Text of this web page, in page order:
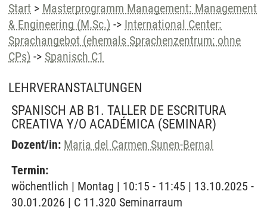
Start > Masterprogramm Management: Management
& Engineering (M.Sc.) -> International Center:
Sprachangebot (ehemals Sprachenzentrum; ohne
CPs) -> Spanisch C1
LEHRVERANSTALTUNGEN
SPANISCH AB B1. TALLER DE ESCRITURA
CREATIVA Y/O ACADÉMICA (SEMINAR)
Dozent/in: Maria del Carmen Sunen-Bernal
Termin:
wöchentlich | Montag | 10:15 - 11:45 | 13.10.2025 -
30.01.2026 | C 11.320 Seminarraum